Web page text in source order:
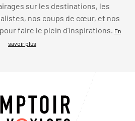
sur les destinations, les
nos coups de cœur, et nos
faire le plein d’inspirations. En
savoir plus